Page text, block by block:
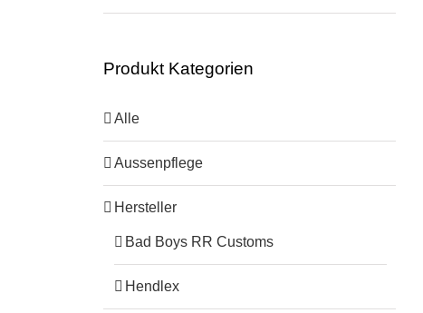
Preis
Preis
Produkt Kategorien
Alle
Aussenpflege
Hersteller
Bad Boys RR Customs
Hendlex